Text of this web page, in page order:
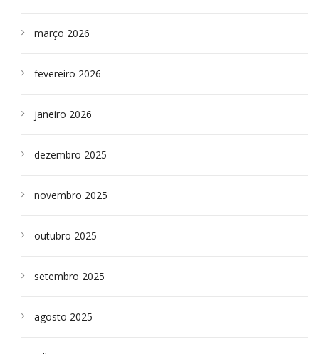
março 2026
fevereiro 2026
janeiro 2026
dezembro 2025
novembro 2025
outubro 2025
setembro 2025
agosto 2025